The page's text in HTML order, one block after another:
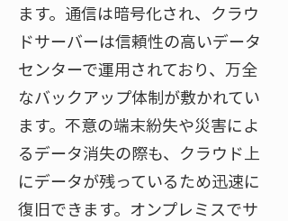
ます。通信は暗号化され、クラウ
ドサーバーは信頼性の高いデータ
センターで運用されており、万全
なバックアップ体制が敷かれてい
ます。不意の端末紛失や災害によ
るデータ消失の際も、クラウド上
にデータが残っているため迅速に
復旧できます。オンプレミスでサ